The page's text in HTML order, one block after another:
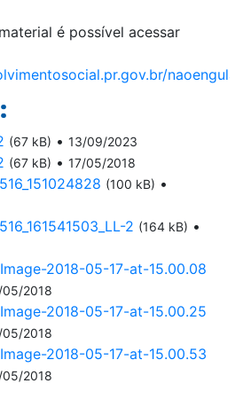
é possível acessar
(67 kB) • 13/09/2023
(67 kB) • 17/05/2018
(100 kB) •
2 (164 kB) •
2018-05-17-at-15.00.08
05/2018
2018-05-17-at-15.00.25
05/2018
2018-05-17-at-15.00.53
05/2018